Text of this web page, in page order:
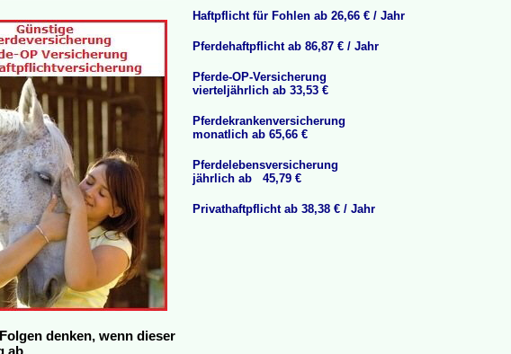
denken, wenn dieser
Haftpflicht für Fohlen ab 26,66 € / Jahr
Pferdehaftpflicht ab 86,87 € / Jahr
Pferde-OP-Versicherung
vierteljährlich ab 33,53 €
Pferdekrankenversicherung
monatlich ab 65,66 €
Pferdelebensversicherung
jährlich ab 45,79 €
Privathaftpflicht ab 38,38 € / Jahr